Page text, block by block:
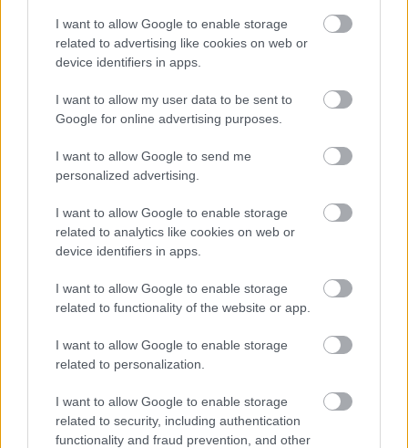
I want to allow Google to enable storage
related to advertising like cookies on web or
device identifiers in apps.
I want to allow my user data to be sent to
Google for online advertising purposes.
I want to allow Google to send me
personalized advertising.
I want to allow Google to enable storage
related to analytics like cookies on web or
device identifiers in apps.
I want to allow Google to enable storage
related to functionality of the website or app.
I want to allow Google to enable storage
related to personalization.
I want to allow Google to enable storage
related to security, including authentication
functionality and fraud prevention, and other
A tengerfenék alatt négy óriáskábellel
kötik össze Spanyolország és
hálózatát
Még több zöld, még több virág és új
játszótér Debrecen egyik legfontosabb
terén
Fából épül Budakeszi új óvodája